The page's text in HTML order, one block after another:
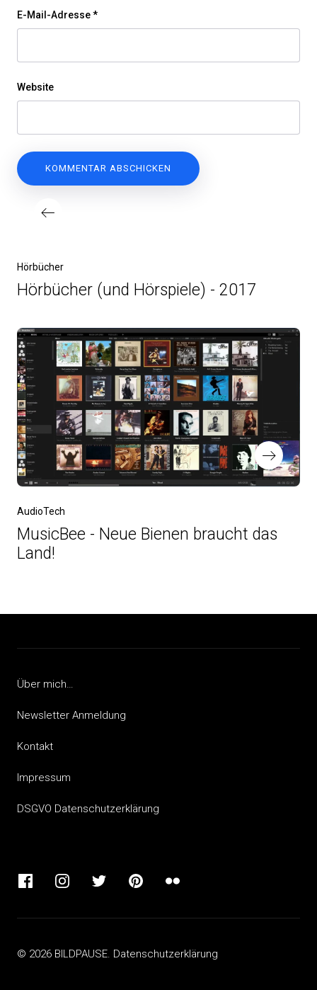
E-Mail-Adresse*
Website
Hörbücher
Hörbücher (und Hörspiele) - 2017
AudioTech
MusicBee - Neue Bienen braucht das
Land!
Über mich…
Newsletter Anmeldung
Kontakt
Impressum
DSGVO Datenschutzerklärung
© 2026 BILDPAUSE. Datenschutzerklärung